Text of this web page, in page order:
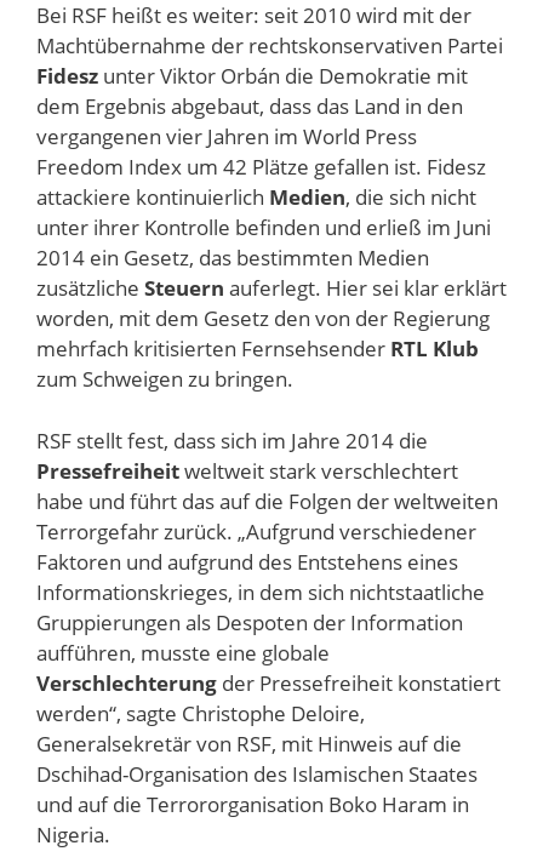
Bei RSF heißt es weiter: seit 2010 wird mit der
Machtübernahme der rechtskonservativen Partei
Fidesz unter Viktor Orbán die Demokratie mit
dem Ergebnis abgebaut, dass das Land in den
vergangenen vier Jahren im World Press
Freedom Index um 42 Plätze gefallen ist. Fidesz
attackiere kontinuierlich Medien, die sich nicht
unter ihrer Kontrolle befinden und erließ im Juni
2014 ein Gesetz, das bestimmten Medien
zusätzliche Steuern auferlegt. Hier sei klar erklärt
worden, mit dem Gesetz den von der Regierung
mehrfach kritisierten Fernsehsender RTL Klub
zum Schweigen zu bringen.
RSF stellt fest, dass sich im Jahre 2014 die
Pressefreiheitweltweit stark verschlechtert
habe und führt das auf die Folgen der weltweiten
Terrorgefahr zurück. „Aufgrund verschiedener
Faktoren und aufgrund des Entstehens eines
Informationskrieges, in dem sich nichtstaatliche
Gruppierungen als Despoten der Information
aufführen, musste eine globale
Verschlechterung der Pressefreiheit konstatiert
werden“, sagte Christophe Deloire,
Generalsekretär von RSF, mit Hinweis auf die
Dschihad-Organisation des Islamischen Staates
und auf die Terrororganisation Boko Haram in
Nigeria.